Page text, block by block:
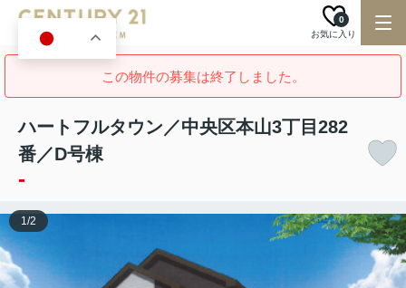
お気に入り
0
この物件の募集は終了しました。
ハートフルタウン／中央区本山3丁目282
番／D号棟
-
1/2